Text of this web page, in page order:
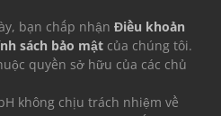
bạn chấp nhận Điều khoản
sách bảo mật của chúng tôi.
quyền sở hữu của các chủ
không chịu trách nhiệm về